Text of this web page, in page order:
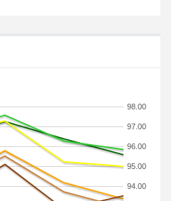
94.00
95.00
96.00
97.00
98.00